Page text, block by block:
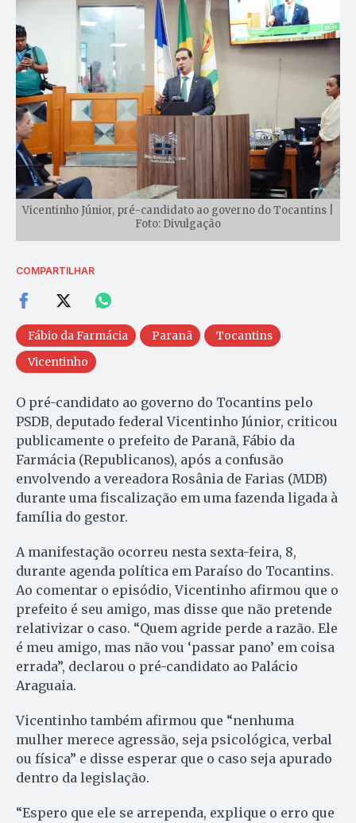
Vicentinho Júnior, pré-candidato ao governo do Tocantins |
Foto: Divulgação
COMPARTILHAR
Fábio da Farmácia Paranã
Tocantins
Vicentinho
O pré-candidato ao governo do Tocantins pelo
PSDB, deputado federal Vicentinho Júnior, criticou
publicamente o prefeito de Paranã, Fábio da
Farmácia (Republicanos), após a confusão
envolvendo a vereadora Rosânia de Farias (MDB)
durante uma fiscalização em uma fazenda ligada à
família do gestor.
A manifestação ocorreu nesta sexta-feira, 8,
durante agenda política em Paraíso do Tocantins.
Ao comentar o episódio, Vicentinho afirmou que o
prefeito é seu amigo, mas disse que não pretende
relativizar o caso. “Quem agride perde a razão. Ele
é meu amigo, mas não vou ‘passar pano’ em coisa
errada”, declarou o pré-candidato ao Palácio
Araguaia.
Vicentinho também afirmou que “nenhuma
mulher merece agressão, seja psicológica, verbal
ou física” e disse esperar que o caso seja apurado
dentro da legislação.
“Espero que ele se arrependa, explique o erro que